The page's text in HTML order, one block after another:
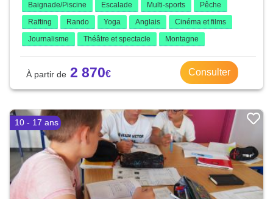
Baignade/Piscine
Escalade Multi-sports
Pêche
Rafting
Rando Yoga Anglais
Cinéma et films
Journalisme
Théâtre et spectacle Montagne
2 870 Consulter
10 - 17 ans